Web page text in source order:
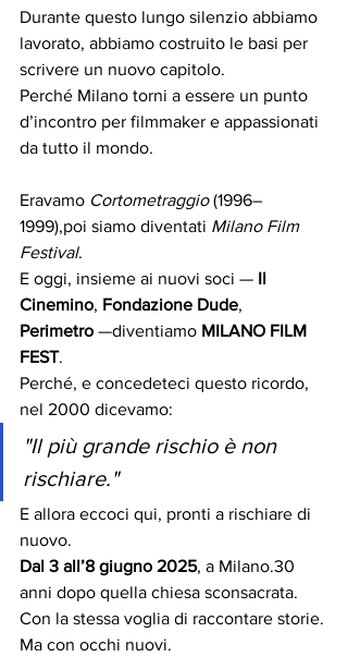
Durante questo lungo silenzio abbiamo
lavorato, abbiamo costruito le basi per
scrivere un nuovo capitolo.
Perché Milano torni a essere un punto
d’incontro per filmmaker e appassionati
da tutto il mondo.
Eravamo Cortometraggio (1996–
1999),poi siamo diventati Milano Film
Festival.
E oggi, insieme ai nuovi soci — Il
Cinemino, Fondazione Dude,
Perimetro —diventiamo MILANO FILM
FEST.
Perché, e concedeteci questo ricordo,
nel 2000 dicevamo:
"Il più grande rischio è non
rischiare."
E allora eccoci qui, pronti a rischiare di
nuovo.
Dal 3 all’8 giugno 2025, a Milano.30
anni dopo quella chiesa sconsacrata.
Con la stessa voglia di raccontare storie.
Ma con occhi nuovi.